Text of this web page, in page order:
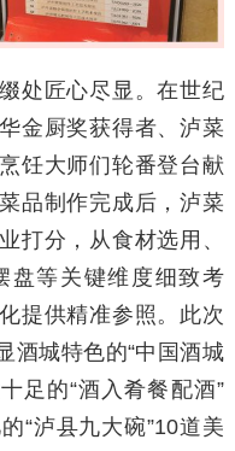
处匠心尽显。在世纪
金厨奖获得者、泸菜
饪大师们轮番登台献
品制作完成后，泸菜
打分，从食材选用、
盘等关键维度细致考
提供精准参照。此次
酒城特色的“中国酒城
足的“酒入肴餐配酒”
“泸县九大碗”10道美